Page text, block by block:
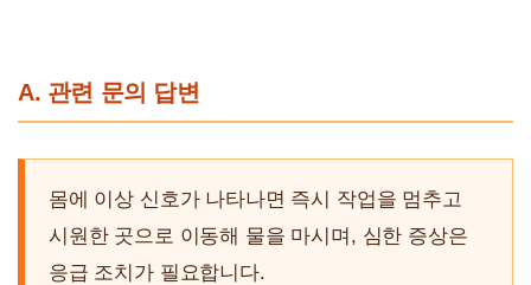
A. 관련 문의 답변
몸에 이상 신호가 나타나면 즉시 작업을 멈추고
시원한 곳으로 이동해 물을 마시며, 심한 증상은
응급 조치가 필요합니다.